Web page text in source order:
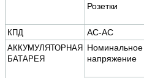
Розетки
КПД AC-AC
АККУМУЛЯТОРНАЯ
БАТАРЕЯ
Номинальное
напряжение